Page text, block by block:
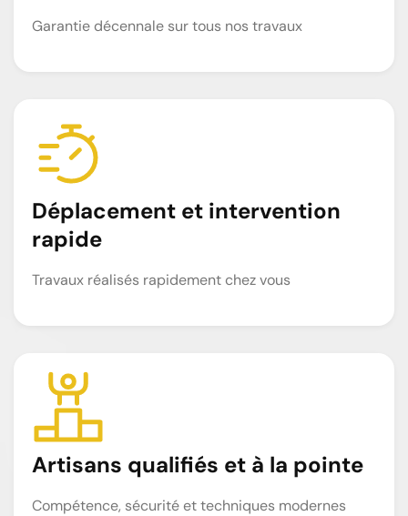
Garantie décennale sur tous nos travaux
Déplacement et intervention
rapide
Travaux réalisés rapidement chez vous
Artisans qualifiés et à la pointe
Compétence, sécurité et techniques modernes